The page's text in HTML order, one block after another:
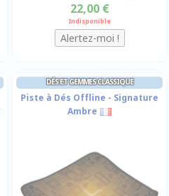
22,00 €
Indisponible
DÉS ET GEMMES CLASSIQUE
Piste à Dés Offline - Signature
Ambre